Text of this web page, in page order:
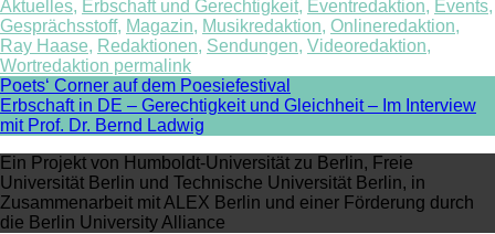
Aktuelles, Erbschaft und Gerechtigkeit, Eventredaktion, Events,
Gesprächsstoff, Magazin, Musikredaktion, Onlineredaktion,
Ray Haase, Redaktionen, Sendungen, Videoredaktion,
Wortredaktion permalink
Post
navigation
Poets‘ Corner auf dem Poesiefestival
Erbschaft in DE – Gerechtigkeit und Gleichheit – Im Interview
mit Prof. Dr. Bernd Ladwig
Ein Projekt von Humboldt-Universität zu Berlin, Freie
Universität Berlin und Technische Universität Berlin, in
Zusammenarbeit mit ALEX Berlin und einer Förderung durch
die Berlin University Alliance